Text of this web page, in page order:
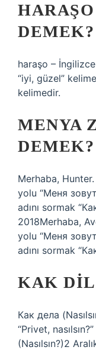
DEMEK?
haraşo –
“iyi, güzel”
kelimedir.
MENYA
DEMEK?
Merhaba,
yolu “Меня
adını sormak
2018Merhaba,
yolu “Меня
adını sormak
KAK
Как дела
“Privet,
(Nasılsın?)2